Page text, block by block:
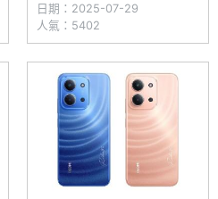
能不會依照數字順序命名為
Redmi 14 5G，而是直接跳至
Redmi 15 5G。近日，Redmi
印度官方啟動一款新機的預熱宣
傳，強調其出色的續航能力，外
日期：2025-07-29
人氣：5402